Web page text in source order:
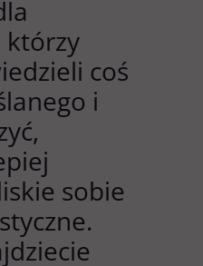
którzy
coś
i
sobie